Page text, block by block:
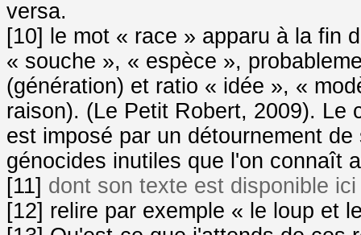
versa.
[10] le mot « race » apparu à la fin
« souche », « espèce »,
(génération) et ratio « idée », «
raison). (Le Petit Robert, 2009). Le
est imposé par un détournement
génocides inutiles que l'on connaît
[11] dont son texte est disponible ici
[12] relire par exemple « le loup et